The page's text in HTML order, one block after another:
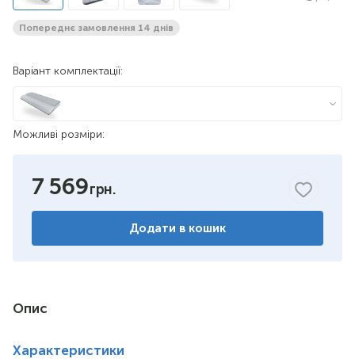
Попереднє замовлення 14 днів
Варіант комплектації:
Можливі розміри:
7 569
Додати в кошик
Опис
Характеристики